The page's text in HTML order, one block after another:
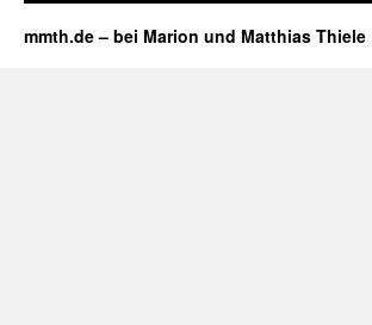
mmth.de – bei Marion und Matthias Thiele